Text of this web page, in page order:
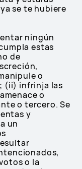
se te hubiere
ningún
estas
de
o
(ii) infrinja las
o
o tercero. Se
y
un
o la